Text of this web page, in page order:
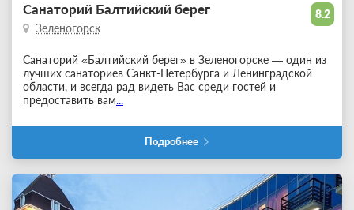
8.2
Санаторий Балтийский берег
Зеленогорск
Санаторий «Балтийский берег» в Зеленогорске — один из
лучших санаториев Санкт-Петербурга и Ленинградской
области, и всегда рад видеть Вас среди гостей и
предоставить вам...
Подробнее